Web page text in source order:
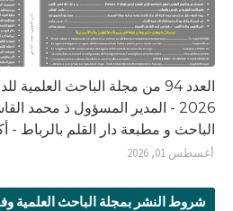
العدد 94 من مجلة الباحث
2026 - المدير المسؤول ذ محمد
الباحث و مطبعة دار القلم بالرباط - أكثر من 65
أغسطس 01, 2026
شروط النشر بمجلة الباحث العلمية